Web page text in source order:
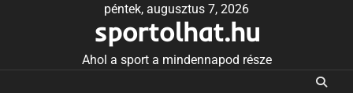
péntek, augusztus 7, 2026
sportolhat.hu
Ahol a sport a mindennapod része